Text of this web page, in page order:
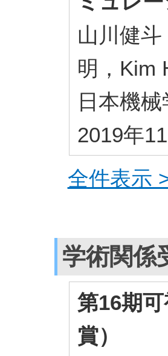
山川健
明，Kim
日本機
2019年
全件表示
学術関係
第16期
賞）